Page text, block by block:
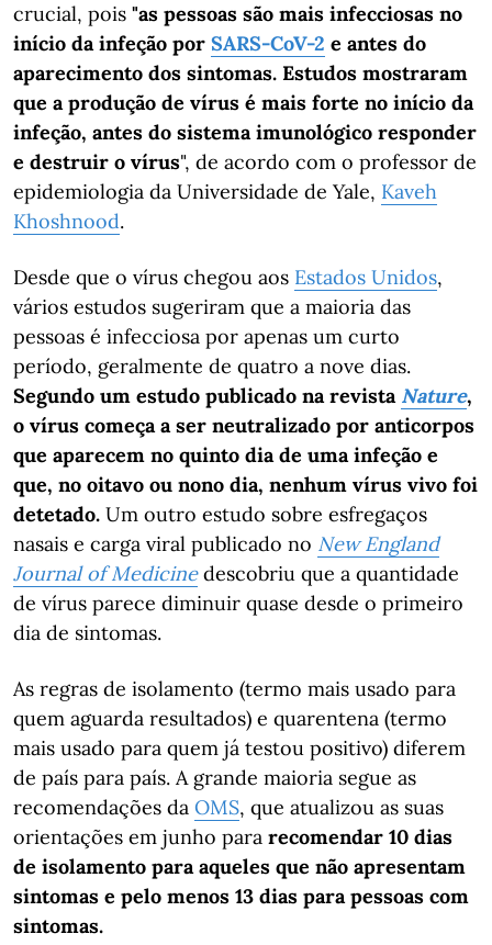
crucial, pois "as pessoas são mais infecciosas no
início da infeção por SARS-CoV-2 e antes do
aparecimento dos sintomas. Estudos mostraram
que a produção de vírus é mais forte no início da
infeção, antes do sistema imunológico responder
e destruir o vírus", de acordo com o professor de
epidemiologia da Universidade de Yale, Kaveh
Khoshnood.
Desde que o vírus chegou aos Estados Unidos,
vários estudos sugeriram que a maioria das
pessoas é infecciosa por apenas um curto
período, geralmente de quatro a nove dias.
Segundo um estudo publicado na revista Nature,
o vírus começa a ser neutralizado por anticorpos
que aparecem no quinto dia de uma infeção e
que, no oitavo ou nono dia, nenhum vírus vivo foi
detetado. Um outro estudo sobre esfregaços
nasais e carga viral publicado no New England
Journal of Medicine descobriu que a quantidade
de vírus parece diminuir quase desde o primeiro
dia de sintomas.
As regras de isolamento (termo mais usado para
quem aguarda resultados) e quarentena (termo
mais usado para quem já testou positivo) diferem
de país para país. A grande maioria segue as
recomendações da OMS, que atualizou as suas
orientações em junho para recomendar 10 dias
de isolamento para aqueles que não apresentam
sintomas e pelo menos 13 dias para pessoas com
sintomas.